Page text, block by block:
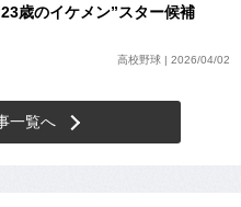
歳のイケメン”スター候補
高校野球 | 2026/04/02
一覧へ